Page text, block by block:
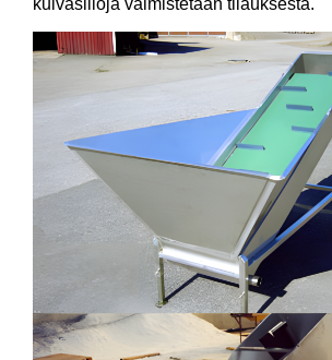
kuivasiiloja valmistetaan tilauksesta.